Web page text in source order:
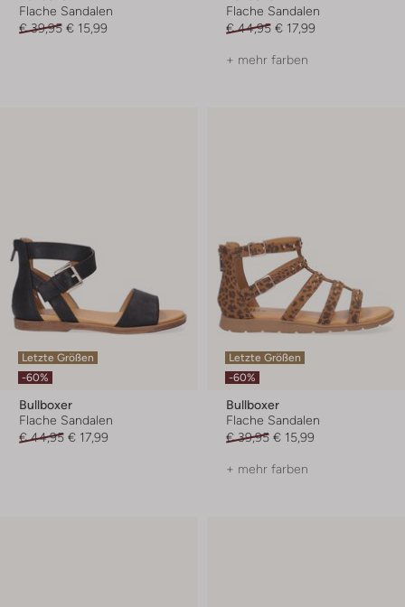
Flache Sandalen
€ 39,95 € 15,99
Flache Sandalen
€ 44,95 € 17,99
+ mehr farben
Letzte Größen
-60%
Bullboxer
Flache Sandalen
€ 44,95 € 17,99
Letzte Größen
-60%
Bullboxer
Flache Sandalen
€ 39,95 € 15,99
+ mehr farben